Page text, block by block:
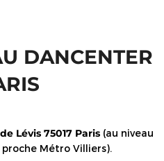
DANCENTER
Lévis 75017 Paris(au niveau
Métro Villiers).